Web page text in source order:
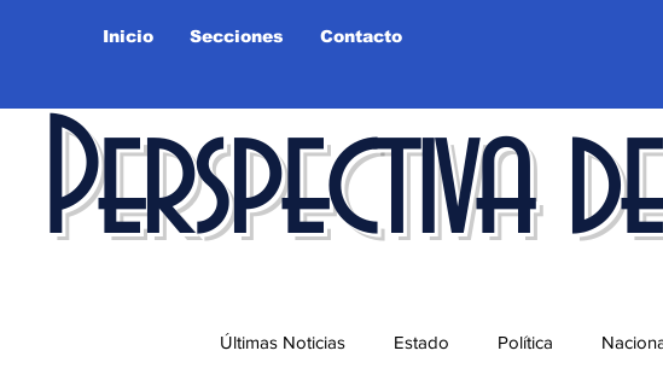
Inicio Secciones Contacto
Perspectiva
Últimas Noticias Estado Política